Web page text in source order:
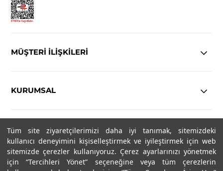
Tüm site ziyaretçilerimizi daha iyi tanımak, sitemizdeki
kullanıcı deneyimini kişiselleştirmek ve iyileştirmek için web
sitemizde çerezler kullanıyoruz. Çerez ayarlarınızı yönetmek
için “Tercihleri Yönet” seçeneğine veya tüm çerezlerin
MÜŞTERİ İLİŞKİLERİ
KURUMSAL
YASAL
Copyright© 2025 IN-FORMAL Tüm hakları saklıdır.